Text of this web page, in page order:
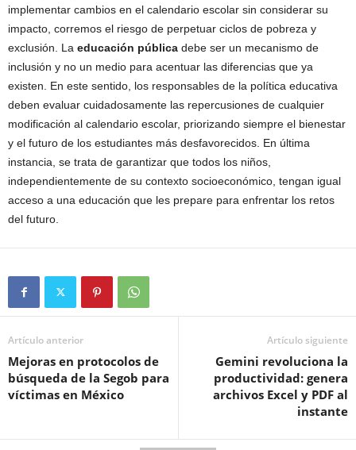
implementar cambios en el calendario escolar sin considerar su
impacto, corremos el riesgo de perpetuar ciclos de pobreza y
exclusión. La educación pública debe ser un mecanismo de
inclusión y no un medio para acentuar las diferencias que ya
existen. En este sentido, los responsables de la política educativa
deben evaluar cuidadosamente las repercusiones de cualquier
modificación al calendario escolar, priorizando siempre el bienestar
y el futuro de los estudiantes más desfavorecidos. En última
instancia, se trata de garantizar que todos los niños,
independientemente de su contexto socioeconómico, tengan igual
acceso a una educación que les prepare para enfrentar los retos
del futuro.
Artículo anterior
Mejoras en protocolos de
búsqueda de la Segob para
víctimas en México
Artículo siguiente
Gemini revoluciona la
productividad: genera
archivos Excel y PDF al
instante